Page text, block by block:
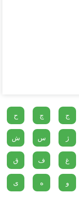
ج چ ح
ژ س ش
غ ف ق
و ه ی